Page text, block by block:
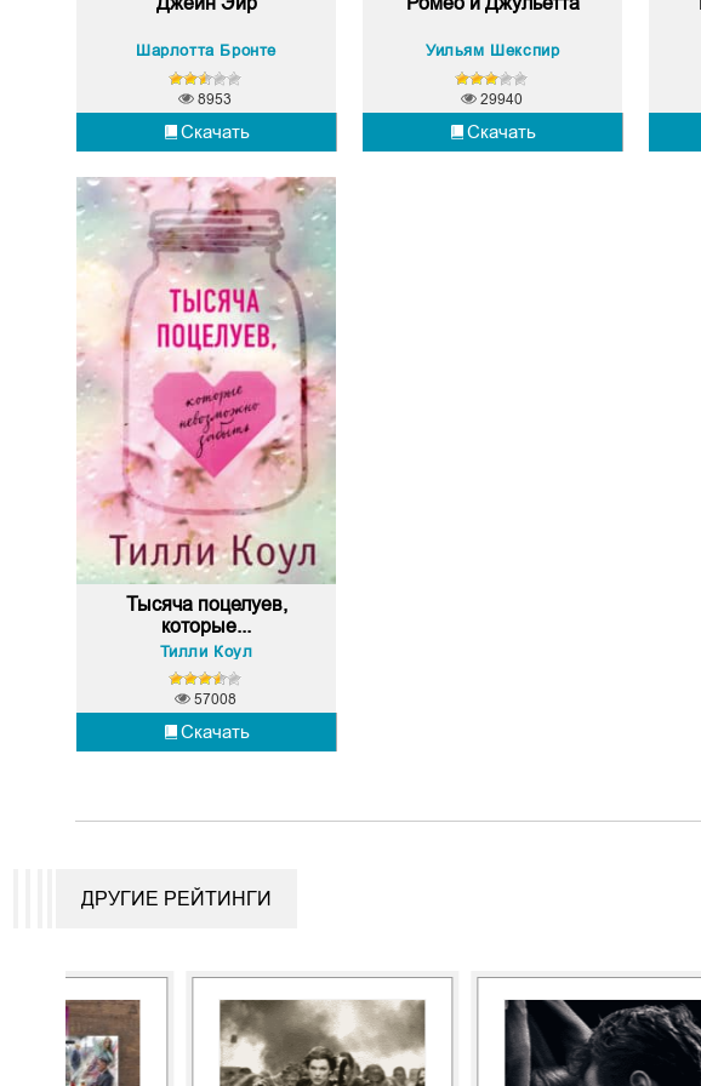
Шарлотта Бронте
Скачать
8953
Уильям Шекспир
Скачать
29940
Тысяча поцелуев,
которые...
Тилли Коул
Скачать
57008
ДРУГИЕ РЕЙТИНГИ